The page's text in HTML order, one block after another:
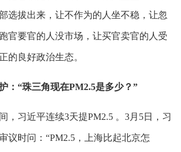
选拔出来，让不作为的人坐不稳，让忽
官要官的人没市场，让买官卖官的人受
的良好政治生态。
：“珠三角现在PM2.5是多少？”
习近平连续3天提PM2.5 。3月5日，习
议时问：“PM2.5，上海比起北京怎